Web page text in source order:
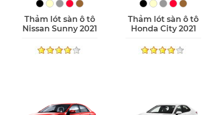
Thảm lót sàn ô tô
Nissan Sunny 2021
Thảm lót sàn ô tô
Honda City 2021